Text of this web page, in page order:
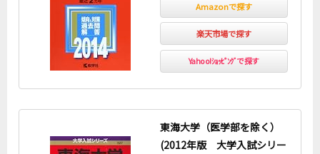
Amazonで探す
楽天市場で探す
Yahoo!ｼｮｯﾋﾟﾝｸﾞで探す
東海大学（医学部を除く）
(2012年版 大学入試シリー